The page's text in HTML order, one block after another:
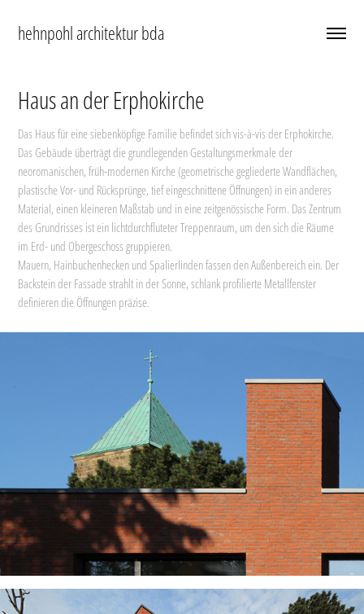
hehnpohl architektur bda
Haus an der Erphokirche
Das Haus für eine siebenköpfige Familie befindet sich vis-à-vis der Erphokirche.
Das Gebäude überträgt die grundlegenden Gestaltungsmerkmale der
neoromanischen, früh-modernen Kirche (geometrische gegliederte Wandflächen,
plastische Vor- und Rücksprünge, tief eingeschnittene Öffnungen) in ein anderes
Material, einen kleineren Maßstab und in eine zeitgenössische Form. Das Zentrum
des Grundrisses ist ein lichtdurchfluteter Treppenraum, um den sich die Räume
im Erd- und Obergeschoss gruppieren.
Mauern, Hainbuchenhecken und Spalierlinden fassen den Außenbereich ein. Der
Backstein der Fassade strahlt in der Sonne, schlank profilierte Metallfenster
definieren die Öffnungen präzise.